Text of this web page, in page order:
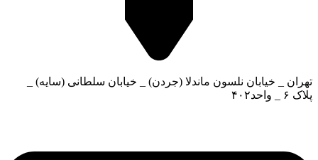
تهران _ خیابان نلسون ماندلا (جردن) _ خیابان سلطانی (سایه) _
پلاک ۶ _ واحد۴۰۲